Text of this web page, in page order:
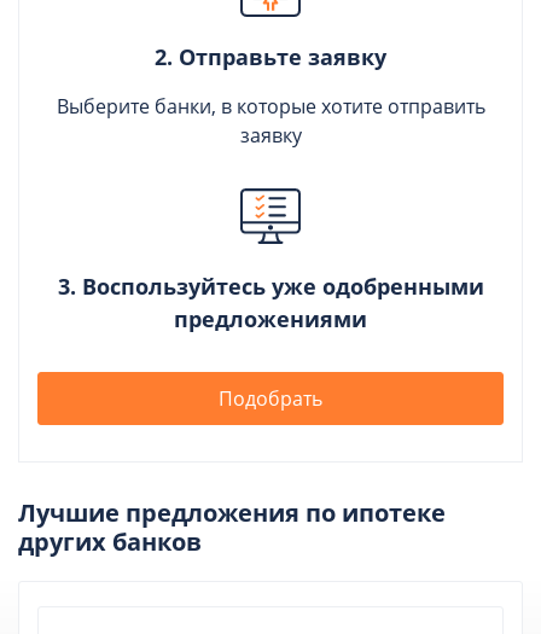
2. Отправьте заявку
Выберите банки, в которые хотите отправить
заявку
3. Воспользуйтесь уже одобренными
предложениями
Подобрать
Лучшие предложения по ипотеке
других банков